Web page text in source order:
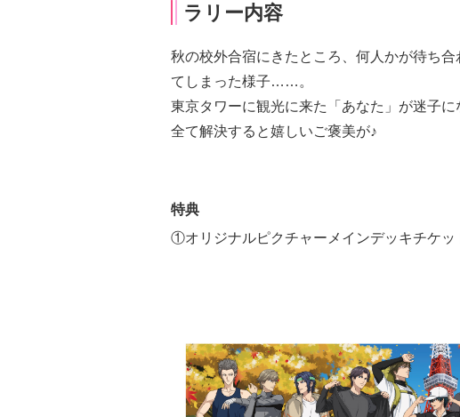
ラリー内容
秋の校外合宿にきたところ、何人かが待ち
てしまった様子……。
東京タワーに観光に来た「あなた」が迷子に
全て解決すると嬉しいご褒美が♪
特典
①オリジナルピクチャーメインデッキチケッ